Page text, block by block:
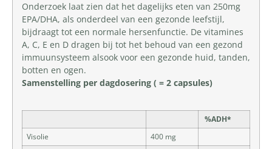
Onderzoek laat zien dat het dagelijks eten van 250mg
EPA/DHA, als onderdeel van een gezonde leefstijl,
bijdraagt tot een normale hersenfunctie. De vitamines
A, C, E en D dragen bij tot het behoud van een gezond
immuunsysteem alsook voor een gezonde huid, tanden,
botten en ogen.
Samenstelling per dagdosering ( = 2 capsules)
%ADH*
Visolie
400 mg